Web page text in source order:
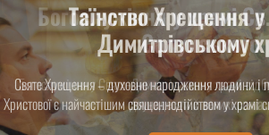
Таїнство Хрещення
Димитрівському
Святе Хрещення – духовне народження людини і
Христової є найчастішим священнодійством у храмі